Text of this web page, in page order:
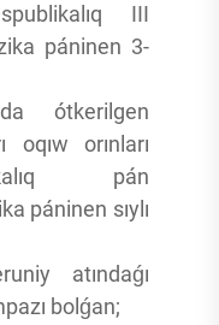
III
páninen 3-
ótkerilgen
oqıw orınları
pán
páninen sıylı
atındaǵı
bolǵan;